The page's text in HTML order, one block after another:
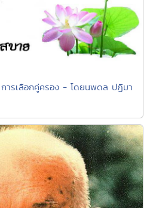
ารเลือกคู่ครอง - โดยนพดล ปฏิมา